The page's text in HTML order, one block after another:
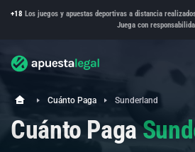
+18 Los juegos y apuestas deportivas a distancia
Juega con
Cuánto Paga Sunderland
Cuánto Paga